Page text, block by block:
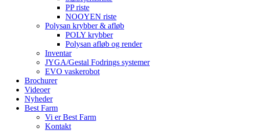
PP riste
NOOYEN riste
Polysan krybber & afløb
POLY krybber
Polysan afløb og render
Inventar
JYGA/Gestal Fodrings systemer
EVO vaskerobot
Brochurer
Videoer
Nyheder
Best Farm
Vi er Best Farm
Kontakt